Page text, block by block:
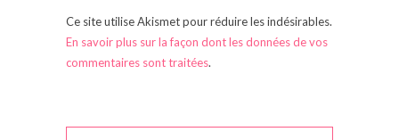
Ce site utilise Akismet pour réduire les indésirables.
En savoir plus sur la façon dont les données de vos
commentaires sont traitées.